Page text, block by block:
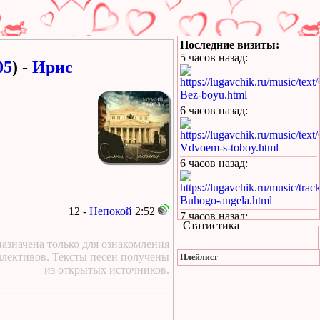
) - Ирис
12 - Непокой 2:52
только для ознакомления
Тексты песен получены
из открытых источников.
Последние визиты:
5 часов назад:
https://lugavchik.ru/music/
Bez-boyu.html
6 часов назад:
https://lugavchik.ru/music/
Vdvoem-s-toboy.html
6 часов назад:
https://lugavchik.ru/music/
Buhogo-angela.html
7 часов назад:
у курского вокзала стою
21 час назад
Статистика
Плейлист